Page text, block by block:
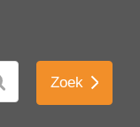
Zoek